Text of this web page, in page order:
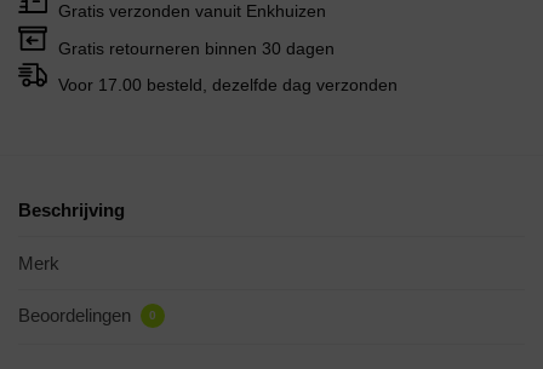
Gratis verzonden vanuit Enkhuizen
Gratis retourneren binnen 30 dagen
Voor 17.00 besteld, dezelfde dag verzonden
Beschrijving
Merk
Beoordelingen 0